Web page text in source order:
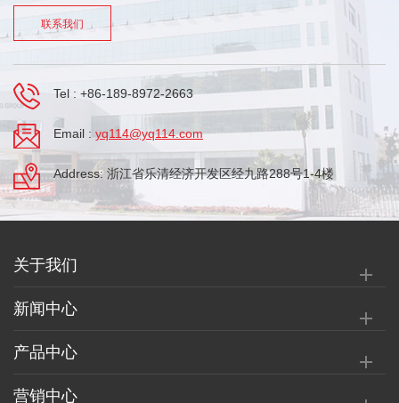
联系我们
Tel : +86-189-8972-2663
Email : yq114@yq114.com
Address: 浙江省乐清经济开发区经九路288号1-4楼
关于我们
新闻中心
产品中心
营销中心